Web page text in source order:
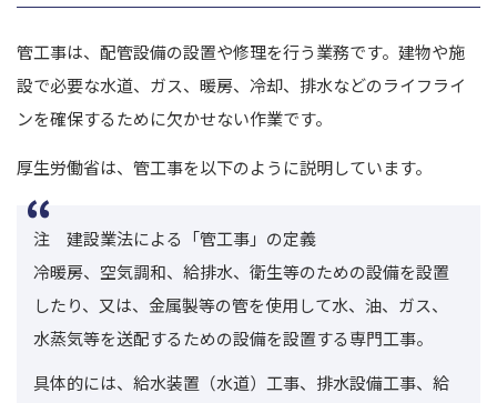
管工事は、配管設備の設置や修理を行う業務です。 建物や施
設で必要な水道、ガス、暖房、冷却、排水などのライフライ
ンを確保するために欠かせない作業です。
厚生労働省は、管工事を以下のように説明しています。
注 建設業法による「管工事」の定義
冷暖房、空気調和、給排水、衛生等のための設備を設置
したり、又は、金属製等の管を使用して水、油、ガス、
水蒸気等を送配するための設備を設置する専門工事。
具体的には、給水装置（水道）工事、排水設備工事、給